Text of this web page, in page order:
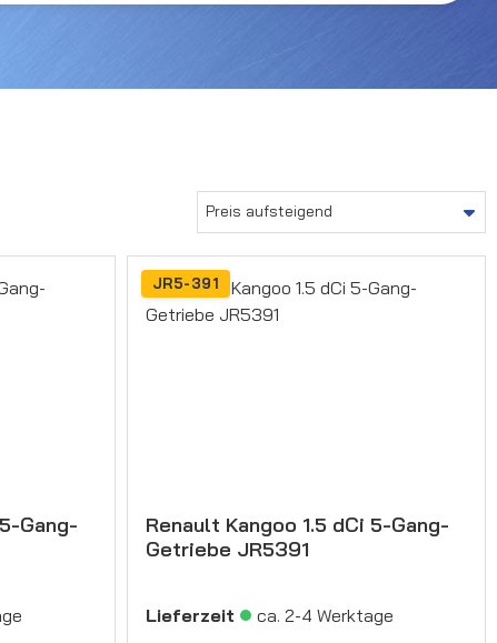
Gang-
JR5-391
Renault Kangoo 1.5 dCi 5-Gang-
Getriebe JR5391
Lieferzeit ca. 2-4 Werktage